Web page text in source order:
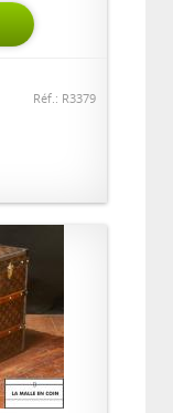
Réf.: R3379